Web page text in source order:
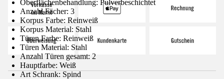
Oberflächenbehandlung: Pulverbeschichtet
Anzahl Fächer: 3
Korpus Farbe: Reinweiß
Korpus Material: Stahl
Türen Farbe: Reinweiß
Türen Material: Stahl
Anzahl Türen gesamt: 2
Hauptfarbe: Weiß
Art Schrank: Spind